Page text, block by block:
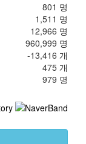
801 명
1,511 명
12,966 명
960,999 명
-13,416 개
475 개
979 명